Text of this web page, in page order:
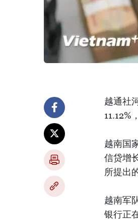
越通社
11.12%
越南国
信贷增
所提出
越南军
银行正